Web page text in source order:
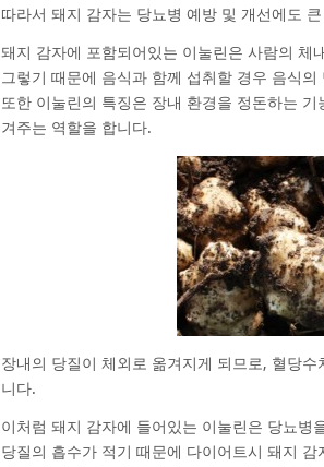
따라서 돼지 감자는 당뇨병 예방 및 개선에도
돼지 감자에 포함되어있는 이눌린은 사람의 체
그렇기 때문에 음식과 함께 섭취할 경우 음식
또한 이눌린의 특징은 장내 환경을 정돈하는
겨주는 역할을 합니다.
장내의 당질이 체외로 옮겨지게 되므로, 혈당
니다.
이처럼 돼지 감자에 들어있는 이눌린은 당뇨병
당질의 흡수가 적기 때문에 다이어트시 돼지